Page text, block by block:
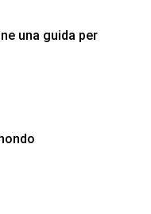
una guida per